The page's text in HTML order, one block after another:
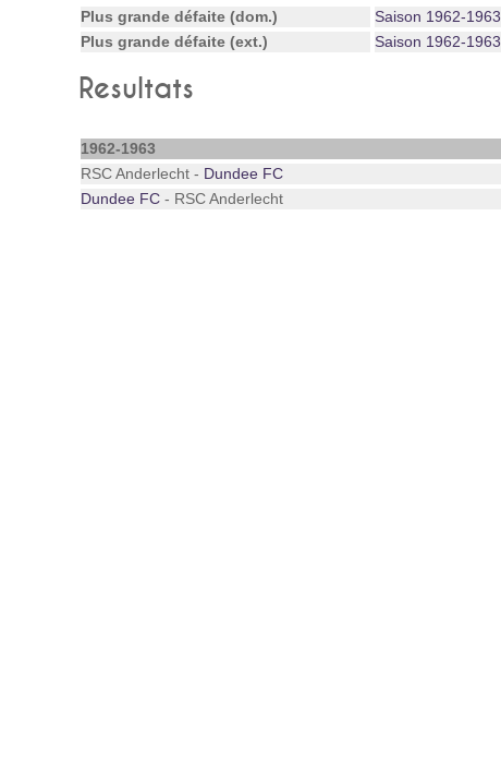
Plus grande défaite (dom.) Saison 1962-1963
Plus grande défaite (ext.)
Saison 1962-1963
Resultats
1962-1963
RSC Anderlecht - Dundee FC
Dundee FC - RSC Anderlecht